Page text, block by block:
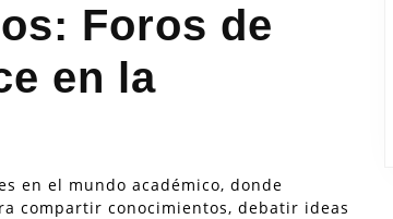
Foros de
en la
en el mundo académico, donde
compartir conocimientos, debatir ideas